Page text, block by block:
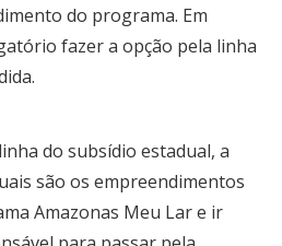
do programa. Em
fazer a opção pela linha
do subsídio estadual, a
são os empreendimentos
Amazonas Meu Lar e ir